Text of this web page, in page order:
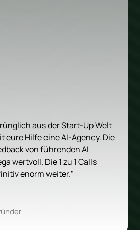
aus der Start-Up Welt
eure Hilfe eine AI-Agency. Die
von führenden AI
wertvoll. Die 1 zu 1 Calls
enorm weiter."